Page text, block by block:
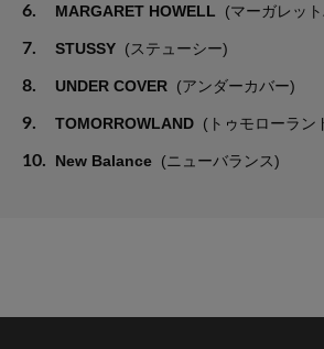
6. MARGARET HOWELL (マーガレッ
7. STUSSY (ステューシー)
8. UNDER COVER (アンダーカバー)
9. TOMORROWLAND (トゥモローラン
10. New Balance (ニューバランス)